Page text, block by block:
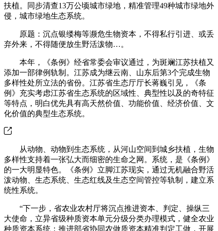
扶植。同步清查13万公顷城市绿地，精准管理49种城市绿地外
侵，城市绿地生态系统。
原题：沉点银缕梅等濒危生物资本，不得私行引进、或丢
弃外来，不得随便放生野活泼物…。
本年，《条例》经省常委会审议通过，为斑斓江苏扶植又
添加一部律例轨制。江苏成为继云南、山东后第3个完成生物
多样性处所立法的省份。江苏省生态厅厅长蒋巍引见，《条
例》充实考虑江苏省生态系统的区域性、典型性以及的奇特征
等特点，明白优先具有高天然价值、功能价值、经济价值、文
化价值的典型生态系统。
从动物、动物到生态系统，从河山空间到城乡扶植，生物
多样性支持着一张弘大而细密的生命之网。系统，是《条例》
的一大明显特色。《条例》立脚江苏现实，通过无机融合野活
泼动物、生态系统、生态红线及生态空间管控等轨制，建立系
统性系统。
“下一步，省农业农村厅将沉点推进资本、判定、操纵三
大使命，立异省级种质资本单元分级分类办理模式，健全农业
种质资本系统；推进部省协同农做质资本精准判定工做，开展